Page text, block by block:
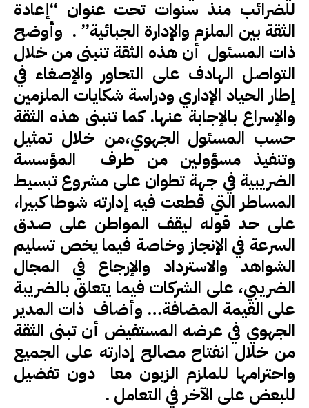
للضرائب منذ سنوات تحت عنوان “إعادة
الثقة بين الملزم والإدارة الجبائية” . وأوضح
ذات المسئول أن هذه الثقة تنبنى من خلال
التواصل الهادف على التحاور والإصغاء في
إطار الحياد الإداري ودراسة شكايات الملزمين
والإسراع بالإجابة عنها. كما تنبنى هذه الثقة
حسب المسئول الجهوي،من خلال تمثيل
وتنفيذ مسؤولين من طرف المؤسسة
الضريبية في جهة تطوان على مشروع تبسيط
المساطر التي قطعت فيه إدارته شوطا كبيرا،
على حد قوله ليقف المواطن على صدق
السرعة في الإنجاز وخاصة فيما يخص تسليم
الشواهد والاسترداد والإرجاع في المجال
الضريبي، على الشركات فيما يتعلق بالضريبة
على القيمة المضافة… وأضاف ذات المدير
الجهوي في عرضه المستفيض أن تبنى الثقة
من خلال انفتاح مصالح إدارته على الجميع
واحترامها للملزم الزبون معا دون تفضيل
للبعض على الآخر في التعامل .